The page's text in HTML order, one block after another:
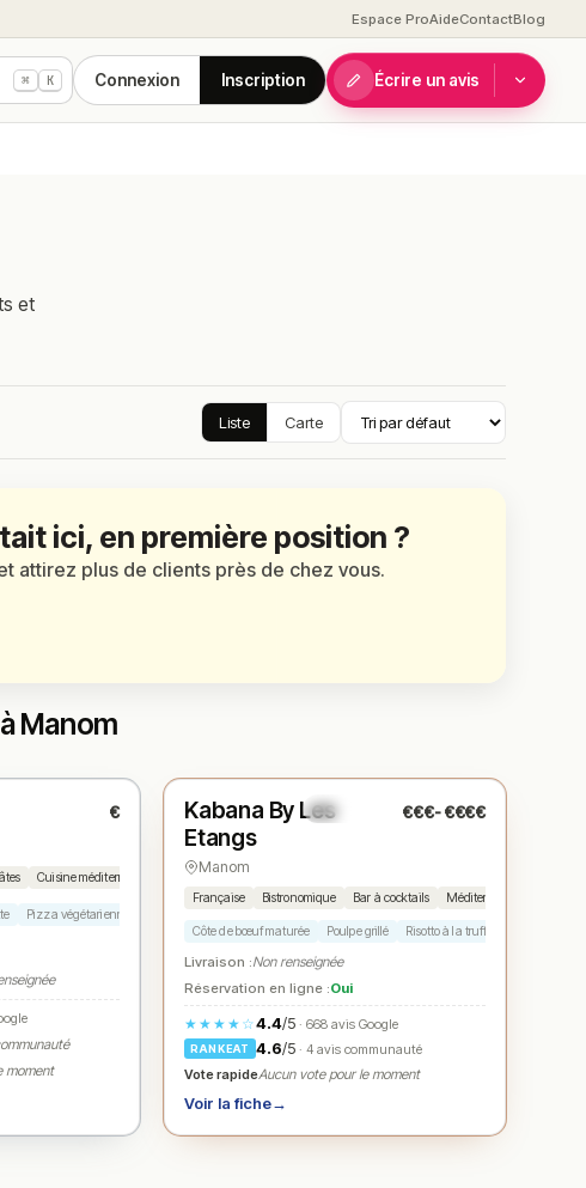
Espace ProAideContactBlog
⌘ K Connexion Inscription Écrire un avis
et
Liste Carte
ici, en première position ?
attirez plus de clients près de chez vous.
Manom
€
Cuisine méditerranéenne Snacking
Pizza végétarienne
moment
★ N° 3
Kabana By Les
Etangs
€€€-€€€€
Manom
Française Bistronomique Bar à cocktails Méditerranéenne
Côte de bœuf maturée Poulpe grillé Risotto à la truffe d'été
Livraison :Non renseignée
Réservation en ligne :Oui
★★★★☆4.4/5 · 668 avis Google
RANKEAT 4.6/5· 4 avis communauté
Vote rapideAucun vote pour le moment
Voir la fiche→